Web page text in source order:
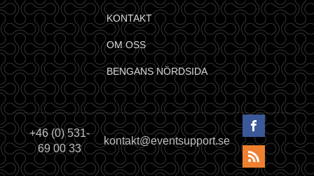
KONTAKT
OM OSS
BENGANS NÖRDSIDA
+46 (0) 531-
69 00 33
kontakt@eventsupport.se